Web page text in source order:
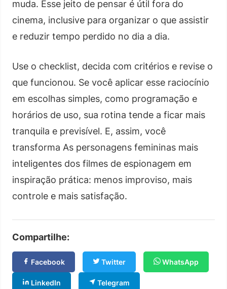
muda. Esse jeito de pensar é útil fora do
cinema, inclusive para organizar o que assistir
e reduzir tempo perdido no dia a dia.
Use o checklist, decida com critérios e revise o
que funcionou. Se você aplicar esse raciocínio
em escolhas simples, como programação e
horários de uso, sua rotina tende a ficar mais
tranquila e previsível. E, assim, você
transforma As personagens femininas mais
inteligentes dos filmes de espionagem em
inspiração prática: menos improviso, mais
controle e mais satisfação.
Compartilhe:
Facebook Twitter WhatsApp
LinkedIn Telegram